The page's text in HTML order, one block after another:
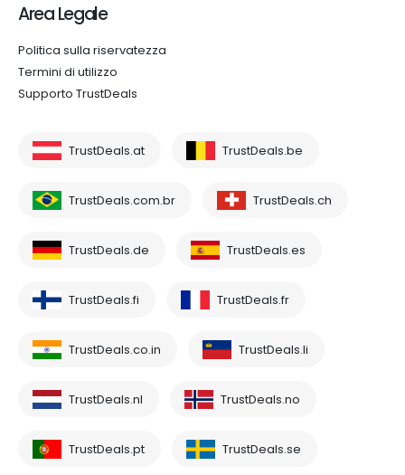
Area Legale
Politica sulla riservatezza
Termini di utilizzo
Supporto TrustDeals
TrustDeals.at TrustDeals.be
TrustDeals.com.br TrustDeals.ch
TrustDeals.de TrustDeals.es
TrustDeals.fi TrustDeals.fr
TrustDeals.co.in TrustDeals.li
TrustDeals.nl TrustDeals.no
TrustDeals.pt TrustDeals.se